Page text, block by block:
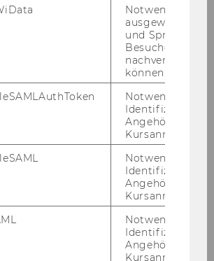
neuen ExInt-Jahrgangs
2023 fand im ExInt-​
die Kick-​off-Veranstaltung
Jahr­gangs 2023 statt. Neben
In­for­ma­tio­nen
In­ter­na­tio­nal…
Notwendig um
ausgewählte
und
Besuchers
nachverfolgen
können.
Notwendig zur
Identifizierung
Angehörige/r für
Kursanmeldung.
Notwendig zur
Identifizierung
Angehörige/r für
Kursanmeldung.
Notwendig zur
Identifizierung
Angehörige/r für
Kursanmeldung.